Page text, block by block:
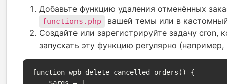
Добавьте функцию удаления отменённых
functions.php
вашей темы или в
Создайте или зарегистрируйте задачу cron,
запускать эту функцию регулярно (например,
function wpb_delete_cancelled_orders() {